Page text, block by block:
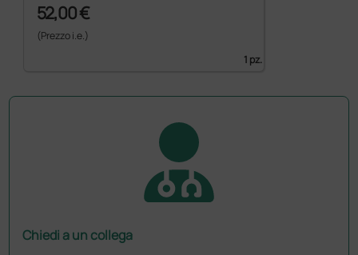
52,00 €
(Prezzo i.e.)
1 pz.
Chiedi a un collega